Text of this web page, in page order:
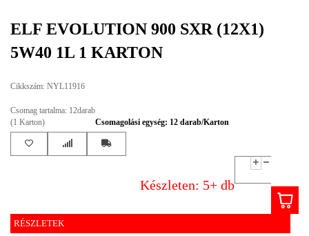
INFO
(HÉTFŐTŐL PÉNTEKIG 8-17H)
+36 70 674 0983
NYIRLUBKFT@GMAIL.COM
NYÍR-LUB KFT.:
ELF EVOLUTION 900 SXR (12X1)
5W40 1L 1 KARTON
Cikkszám: NYL11916
Csomag tartalma: 12darab
(1 Karton)
Csomagolási egység: 12 darab/Karton
Készleten: 5+ db
RÉSZLETEK